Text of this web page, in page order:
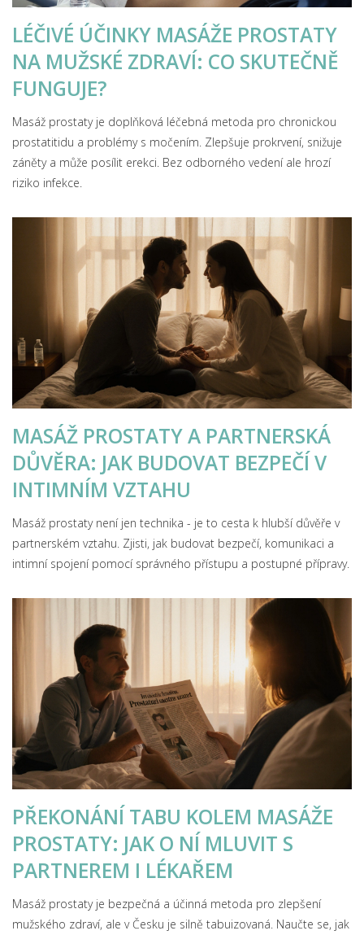
LÉČIVÉ ÚČINKY MASÁŽE PROSTATY
NA MUŽSKÉ ZDRAVÍ: CO SKUTEČNĚ
FUNGUJE?
Masáž prostaty je doplňková léčebná metoda pro chronickou
prostatitidu a problémy s močením. Zlepšuje prokrvení, snižuje
záněty a může posílit erekci. Bez odborného vedení ale hrozí
riziko infekce.
MASÁŽ PROSTATY A PARTNERSKÁ
DŮVĚRA: JAK BUDOVAT BEZPEČÍ V
INTIMNÍM VZTAHU
Masáž prostaty není jen technika - je to cesta k hlubší důvěře v
partnerském vztahu. Zjisti, jak budovat bezpečí, komunikaci a
intimní spojení pomocí správného přístupu a postupné přípravy.
PŘEKONÁNÍ TABU KOLEM MASÁŽE
PROSTATY: JAK O NÍ MLUVIT S
PARTNEREM I LÉKAŘEM
Masáž prostaty je bezpečná a účinná metoda pro zlepšení
mužského zdraví, ale v Česku je silně tabuizovaná. Naučte se, jak